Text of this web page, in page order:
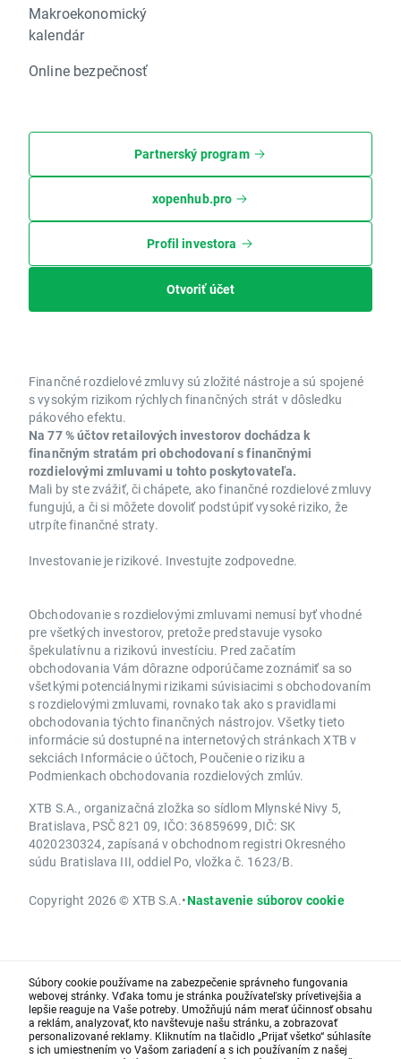
Makroekonomický
kalendár
Online bezpečnosť
Partnerský program
xopenhub.pro
Profil investora
Otvoriť účet
Finančné rozdielové zmluvy sú zložité nástroje a sú spojené
s vysokým rizikom rýchlych finančných strát v dôsledku
pákového efektu.
Na 77 % účtov retailových investorov dochádza k
finančným stratám pri obchodovaní s finančnými
rozdielovými zmluvami u tohto poskytovateľa.
Mali by ste zvážiť, či chápete, ako finančné rozdielové zmluvy
fungujú, a či si môžete dovoliť podstúpiť vysoké riziko, že
utrpíte finančné straty.
Investovanie je rizikové. Investujte zodpovedne.
Obchodovanie s rozdielovými zmluvami nemusí byť vhodné
pre všetkých investorov, pretože predstavuje vysoko
špekulatívnu a rizikovú investíciu. Pred začatím
obchodovania Vám dôrazne odporúčame zoznámiť sa so
všetkými potenciálnymi rizikami súvisiacimi s obchodovaním
s rozdielovými zmluvami, rovnako tak ako s pravidlami
obchodovania týchto finančných nástrojov. Všetky tieto
informácie sú dostupné na internetových stránkach XTB v
sekciách Informácie o účtoch, Poučenie o riziku a
Podmienkach obchodovania rozdielových zmlúv.
XTB S.A., organizačná zložka so sídlom Mlynské Nivy 5,
Bratislava, PSČ 821 09, IČO: 36859699, DIČ: SK
4020230324, zapísaná v obchodnom registri Okresného
súdu Bratislava III, oddiel Po, vložka č. 1623/B.
Copyright 2026 © XTB S.A.•Nastavenie súborov cookie
Súbory cookie používame na zabezpečenie správneho fungovania
webovej stránky. Vďaka tomu je stránka používateľsky prívetivejšia a
lepšie reaguje na Vaše potreby. Umožňujú nám merať účinnosť obsahu
a reklám, analyzovať, kto navštevuje našu stránku, a zobrazovať
personalizované reklamy. Kliknutím na tlačidlo „Prijať všetko“ súhlasíte
s ich umiestnením vo Vašom zariadení a s ich používaním z našej